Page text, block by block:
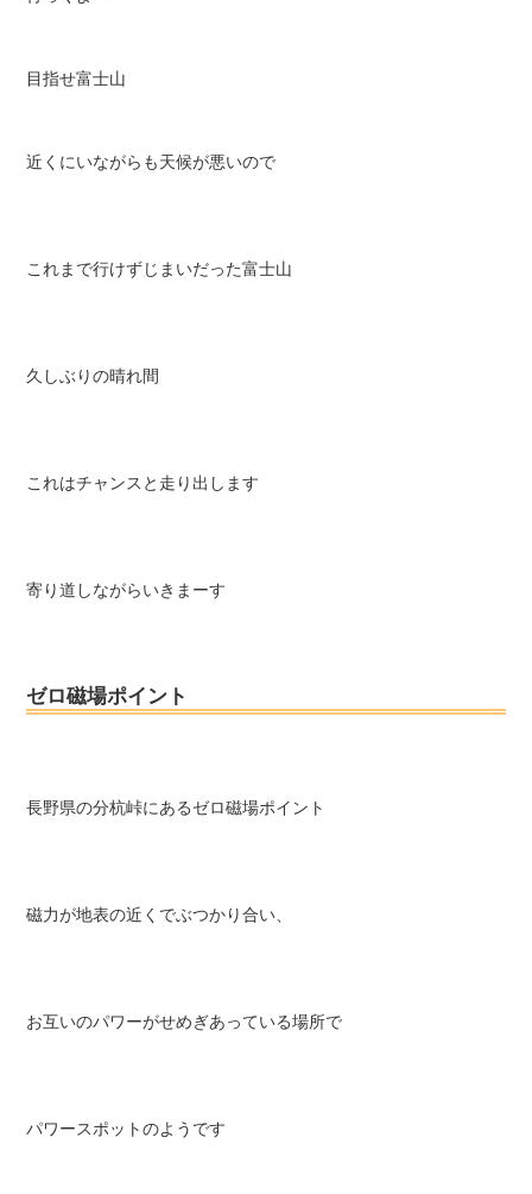
目指せ富士山
近くにいながらも天候が悪いので
これまで行けずじまいだった富士山
久しぶりの晴れ間
これはチャンスと走り出します
寄り道しながらいきまーす
ゼロ磁場ポイント
長野県の分杭峠にあるゼロ磁場ポイント
磁力が地表の近くでぶつかり合い、
お互いのパワーがせめぎあっている場所で
パワースポットのようです